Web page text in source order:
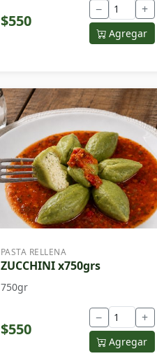
$550
− +
Agregar
PASTA RELLENA
ZUCCHINI x750grs
750gr
$550
− +
Agregar